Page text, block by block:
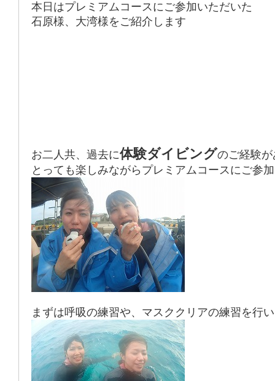
本日はプレミアムコースにご参加いただいた
石原様、大湾様をご紹介します
お二人共、過去に体験ダイビングのご経験
とっても楽しみながらプレミアムコースにご参
まずは呼吸の練習や、マスククリアの練習を行